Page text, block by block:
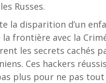
Russes.
la disparition d’un
frontière avec la
les secrets cachés
Ces hackers
plus pour ne pas